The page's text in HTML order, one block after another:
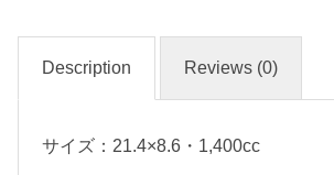
Description Reviews (0)
サイズ：21.4×8.6・1,400cc